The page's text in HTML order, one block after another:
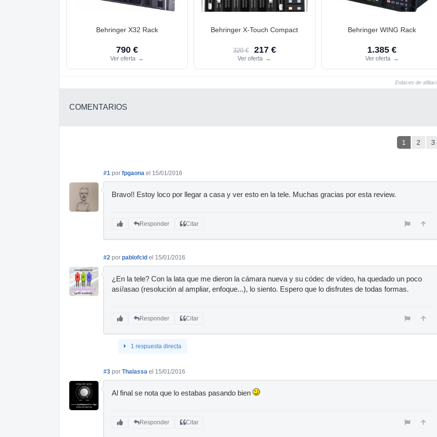
Behringer X32 Rack
790 €
Ver oferta →
Behringer X-Touch Compact
320 € 217 €
Ver oferta →
Behringer WING Rack
1.385 €
Ver oferta →
Enlaces de
COMENTARIOS
1 2 3
#1 por fpgaona el 15/01/2016
Bravo!! Estoy loco por llegar a casa y ver esto en la tele. Muchas gracias por esta review.
Responder Citar
#2 por pablofcid el 15/01/2016
¿En la tele? Con la lata que me dieron la cámara nueva y su códec de vídeo, ha quedado un poco
así/asao (resolución al ampliar, enfoque...), lo siento. Espero que lo disfrutes de todas formas.
Responder Citar
1 respuesta directa
#3 por Thalassa el 15/01/2016
Al final se nota que lo estabas pasando bien
Responder Citar